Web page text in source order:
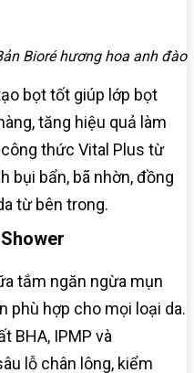
Bioré hương hoa anh đào
bọt tốt giúp lớp bọt
tăng hiệu quả làm
thức Vital Plus từ
bụi bẩn, bã nhờn, đồng
từ bên trong.
tắm ngăn ngừa mụn
phù hợp cho mọi loại da.
BHA, IPMP và
lỗ chân lông, kiểm